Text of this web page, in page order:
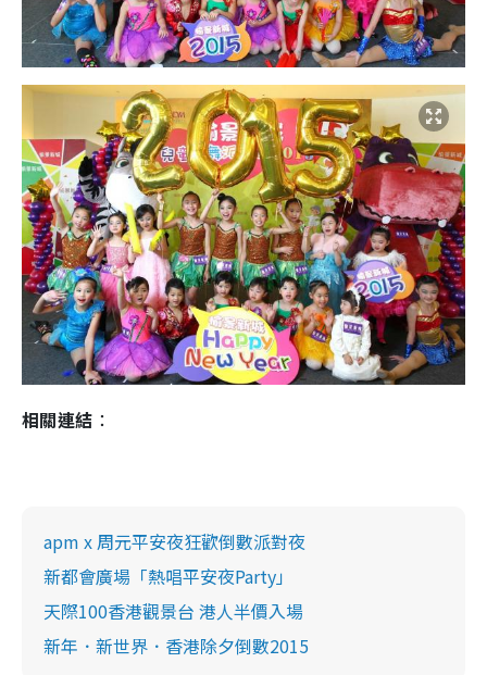
相關連結 ：
apm x 周元平安夜狂歡倒數派對夜
新都會廣場「熱唱平安夜Party」
天際100香港觀景台 港人半價入場
新年．新世界．香港除夕倒數2015